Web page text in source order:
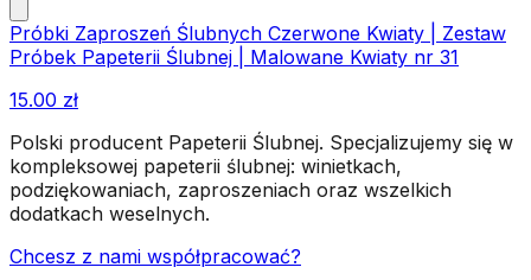
Próbki Zaproszeń Ślubnych Czerwone Kwiaty | Zestaw
Próbek Papeterii Ślubnej | Malowane Kwiaty nr 31
15.00 zł
Polski producent Papeterii Ślubnej. Specjalizujemy się w
kompleksowej papeterii ślubnej: winietkach,
podziękowaniach, zaproszeniach oraz wszelkich
dodatkach weselnych.
Chcesz z nami współpracować?